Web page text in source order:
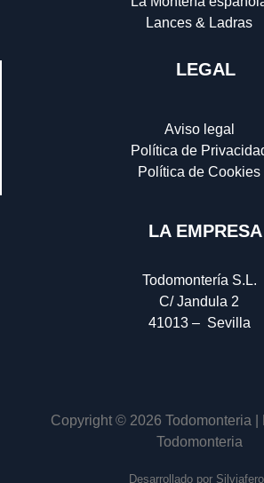
Lances & Ladras
LEGAL
Aviso legal
Política de
Política de Cookies
LA EMPRESA
Todomontería S.L.
C/ Jandula 2
41013 – Sevilla
Copyright © 2026 Todomonteria |
Todomonteria
Desarrollado por